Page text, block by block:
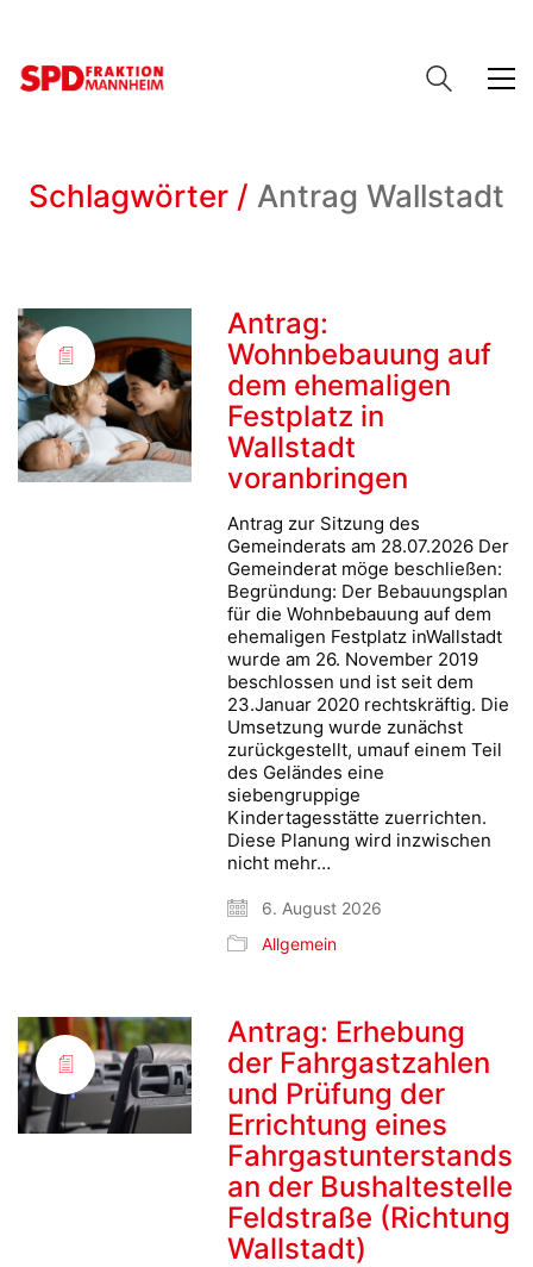
Schlagwörter / Antrag Wallstadt
Antrag:
Wohnbebauung auf
dem ehemaligen
Festplatz in
Wallstadt
voranbringen
Antrag zur Sitzung des
Gemeinderats am 28.07.2026 Der
Gemeinderat möge beschließen:
Begründung: Der Bebauungsplan
für die Wohnbebauung auf dem
ehemaligen Festplatz inWallstadt
wurde am 26. November 2019
beschlossen und ist seit dem
23.Januar 2020 rechtskräftig. Die
Umsetzung wurde zunächst
zurückgestellt, umauf einem Teil
des Geländes eine
siebengruppige
Kindertagesstätte zuerrichten.
Diese Planung wird inzwischen
nicht mehr…
6. August 2026
Allgemein
Antrag: Erhebung
der Fahrgastzahlen
und Prüfung der
Errichtung eines
Fahrgastunterstands
an der Bushaltestelle
Feldstraße (Richtung
Wallstadt)